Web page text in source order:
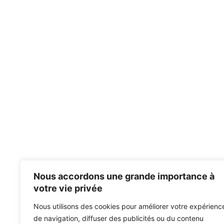
Nous accordons une grande importance à
votre vie privée
Nous utilisons des cookies pour améliorer votre
de navigation, diffuser des publicités ou du contenu